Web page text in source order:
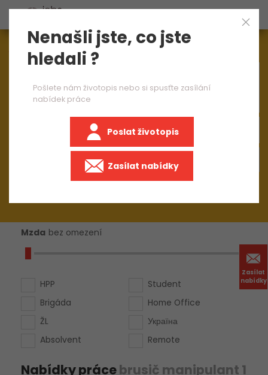
Zasílat
nabídky
Aktuálně1545nabídek práce
Mzda bez omezení
HPP
Brigáda
ŽL
Absolvent
Student
Home Office
Україна
Remote
Nabídky prácebrusič manipulant 1
Nenašli jste, co jste
hledali ?
Pošlete nám životopis nebo si spusťte zasílání
nabídek práce
Poslat životopis
Zasílat nabídky